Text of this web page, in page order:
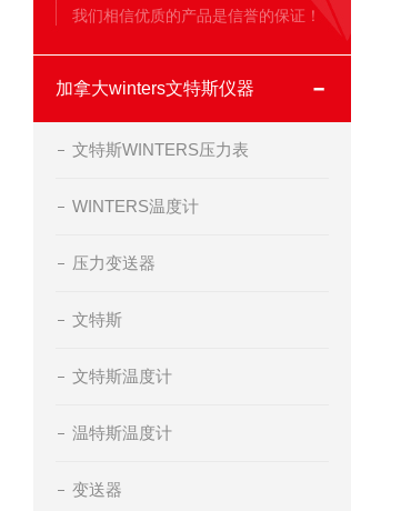
我们相信优质的产品是信誉的保证！
加拿大winters文特斯仪器
文特斯WINTERS压力表
WINTERS温度计
压力变送器
文特斯
文特斯温度计
温特斯温度计
变送器